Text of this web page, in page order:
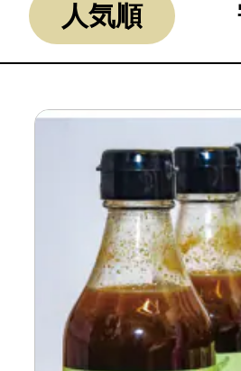
寄付上限額シミ
副業・パラ
個人事業主
個人事業・
人気順